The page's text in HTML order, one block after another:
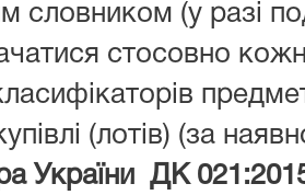
словником (у разі
стосовно
(лотів) (за
України ДК